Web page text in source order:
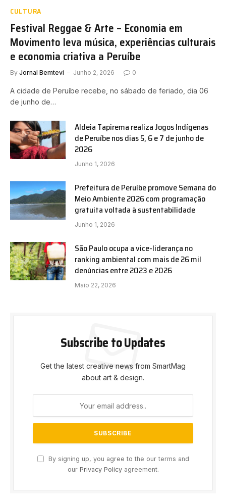
CULTURA
Festival Reggae & Arte – Economia em
Movimento leva música, experiências culturais
e economia criativa a Peruíbe
By Jornal Bemtevi Junho 2, 2026 0
A cidade de Peruíbe recebe, no sábado de feriado, dia 06
de junho de…
Aldeia Tapirema realiza Jogos Indígenas
de Peruíbe nos dias 5, 6 e 7 de junho de
2026
Junho 1, 2026
Prefeitura de Peruíbe promove Semana do
Meio Ambiente 2026 com programação
gratuita voltada à sustentabilidade
Junho 1, 2026
São Paulo ocupa a vice-liderança no
ranking ambiental com mais de 26 mil
denúncias entre 2023 e 2026
Maio 22, 2026
Subscribe to Updates
Get the latest creative news from SmartMag
about art & design.
By signing up, you agree to the our terms and
our Privacy Policyagreement.